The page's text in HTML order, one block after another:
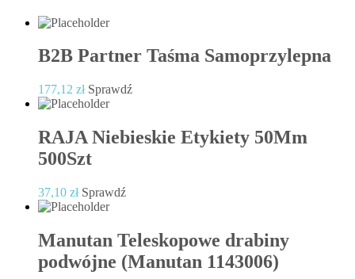
B2B Partner Taśma Samoprzylepna
177,12 zł Sprawdź
RAJA Niebieskie Etykiety 50Mm
500Szt
37,10 zł Sprawdź
Manutan Teleskopowe drabiny
podwójne (Manutan 1143006)